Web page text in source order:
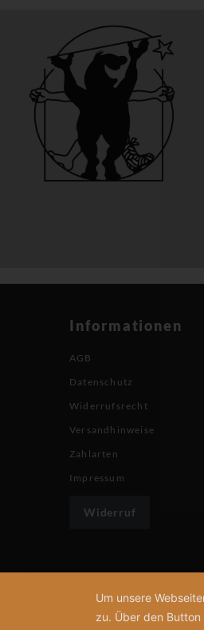
Informationen
AGB
Datenschutz
Widerrufsrecht
Versandhinweise
Zahlarten
Impressum
Widerruf
Um unsere
zu. Über den